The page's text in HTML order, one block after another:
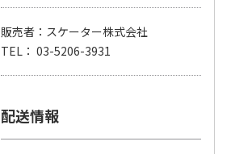
販売者：スケーター株式会社
TEL： 03-5206-3931
配送情報